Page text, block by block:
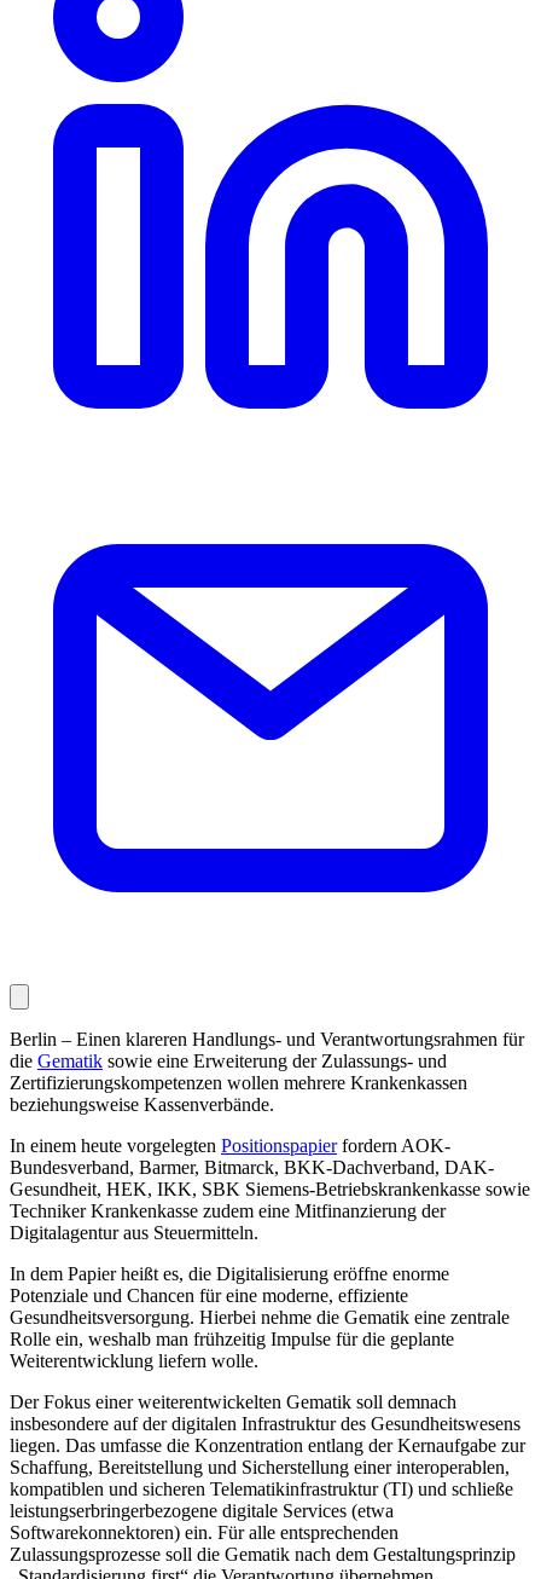
Berlin – Einen klareren Handlungs- und Verantwortungsrahmen für
die Gematik sowie eine Erweiterung der Zulassungs- und
Zertifizierungskompetenzen wollen mehrere Krankenkassen
beziehungsweise Kassenverbände.
In einem heute vorgelegten Positionspapierfordern AOK-
Bundesverband, Barmer, Bitmarck, BKK-Dachverband, DAK-
Gesundheit, HEK, IKK, SBK Siemens-Betriebskrankenkasse sowie
Techniker Krankenkasse zudem eine Mitfinanzierung der
Digitalagentur aus Steuermitteln.
In dem Papier heißt es, die Digitalisierung eröffne enorme
Potenziale und Chancen für eine moderne, effiziente
Gesundheitsversorgung. Hierbei nehme die Gematik eine zentrale
Rolle ein, weshalb man frühzeitig Impulse für die geplante
Weiterentwicklung liefern wolle.
Der Fokus einer weiterentwickelten Gematik soll demnach
insbesondere auf der digitalen Infrastruktur des Gesundheitswesens
liegen. Das umfasse die Konzentration entlang der Kernaufgabe zur
Schaffung, Bereitstellung und Sicherstellung einer interoperablen,
kompatiblen und sicheren Telematikinfrastruktur (TI) und schließe
leistungserbringerbezogene digitale Services (etwa
Softwarekonnektoren) ein. Für alle entsprechenden
Zulassungsprozesse soll die Gematik nach dem Gestaltungsprinzip